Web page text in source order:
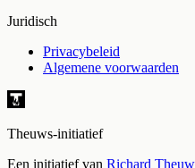
Juridisch
Privacybeleid
Algemene voorwaarden
Theuws-initiatief
Een initiatief van Richard